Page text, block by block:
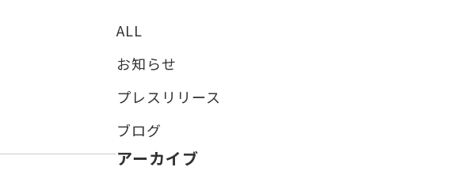
ALL
お知らせ
プレスリリース
ブログ
アーカイブ